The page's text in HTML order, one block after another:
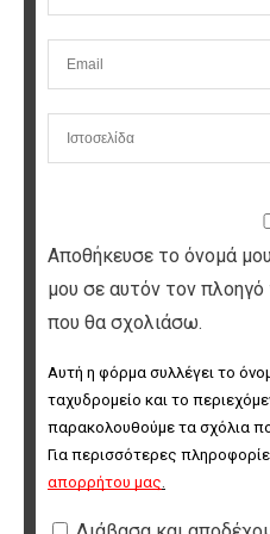
Αποθήκευσε το όνομά
μου σε αυτόν τον
που θα σχολιάσω.
Αυτή η φόρμα συλλέγει το
ταχυδρομείο και το
παρακολουθούμε τα σχόλια
Για περισσότερες
απορρήτου μας